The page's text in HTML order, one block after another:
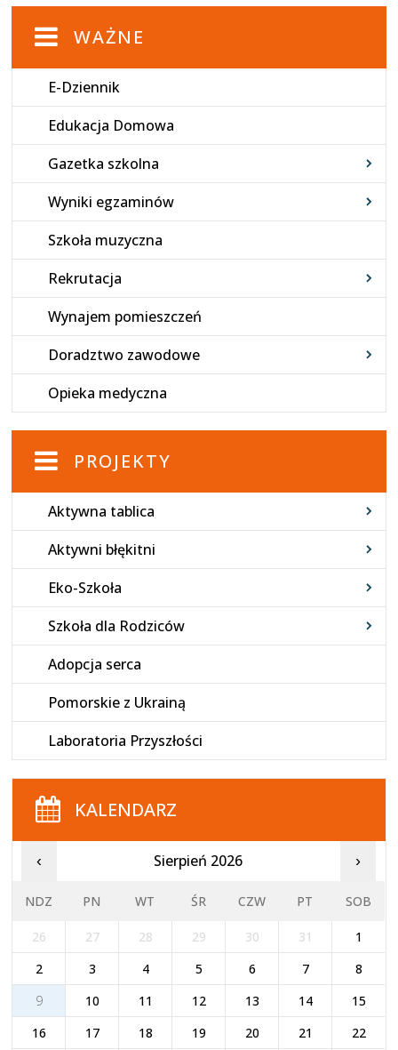
WAŻNE
E-Dziennik
Edukacja Domowa
Gazetka szkolna
Wyniki egzaminów
Szkoła muzyczna
Rekrutacja
Wynajem pomieszczeń
Doradztwo zawodowe
Opieka medyczna
PROJEKTY
Aktywna tablica
Aktywni błękitni
Eko-Szkoła
Szkoła dla Rodziców
Adopcja serca
Pomorskie z Ukrainą
Laboratoria Przyszłości
KALENDARZ
‹ Sierpień 2026 ›
NDZ PN WT ŚR CZW PT SOB
26 27 28 29 30 31
1
2
3 4 5 6 7
8
9
10 11 12 13 14
15
16
17 18 19 20 21
22